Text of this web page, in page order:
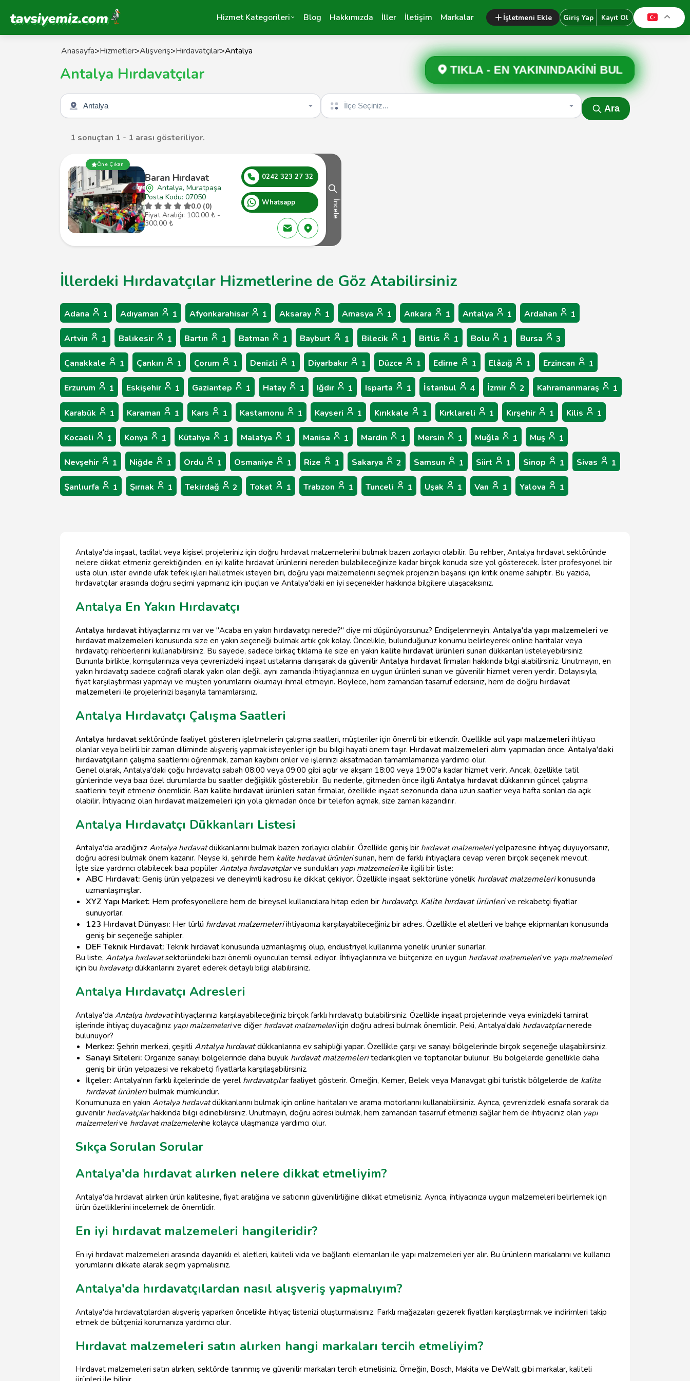
Tavsiyemiz Anasayfa Hizmet Kategorileri Blog Hakkımızda İller İletişim Markalar İşletmeni Ekle Giriş Yap Kayıt Ol
Anasayfa>Hizmetler>Alışveriş>Hırdavatçılar>Antalya
Antalya Hırdavatçılar TIKLA -EN YAKININDAKİNİ BUL
Şehir seçin İlçe seçin
Ara
1 sonuçtan 1 - 1 arası gösteriliyor.
Öne Çıkan
Baran Hırdavat
Antalya, Muratpaşa
Posta Kodu: 07050
0.0 (0)
Fiyat Aralığı: 100,00 ₺ -
300,00 ₺
0242 323 27 32
Whatsapp İncele
İllerdeki Hırdavatçılar Hizmetlerine de Göz Atabilirsiniz
Adana 1 Adıyaman 1 Afyonkarahisar 1 Aksaray 1 Amasya 1 Ankara 1 Antalya 1 Ardahan 1
Artvin 1 Balıkesir 1 Bartın 1 Batman 1 Bayburt 1 Bilecik 1 Bitlis 1 Bolu 1 Bursa 3
Çanakkale 1 Çankırı 1 Çorum 1 Denizli 1 Diyarbakır 1 Düzce 1 Edirne 1 Elâzığ 1 Erzincan 1
Erzurum 1 Eskişehir 1 Gaziantep 1 Hatay 1 Iğdır 1 Isparta 1 İstanbul 4 İzmir 2 Kahramanmaraş 1
Karabük 1 Karaman 1 Kars 1 Kastamonu 1 Kayseri 1 Kırıkkale 1 Kırklareli 1 Kırşehir 1 Kilis 1
Kocaeli 1 Konya 1 Kütahya 1 Malatya 1 Manisa 1 Mardin 1 Mersin 1 Muğla 1 Muş 1
Nevşehir 1 Niğde 1 Ordu 1 Osmaniye 1 Rize 1 Sakarya 2 Samsun 1 Siirt 1 Sinop 1 Sivas 1
Şanlıurfa 1 Şırnak 1 Tekirdağ 2 Tokat 1 Trabzon 1 Tunceli 1 Uşak 1 Van 1 Yalova 1
Antalya'da inşaat, tadilat veya kişisel projeleriniz için doğru hırdavat malzemelerini bulmak bazen zorlayıcı olabilir. Bu rehber, Antalya hırdavat sektöründe
nelere dikkat etmeniz gerektiğinden, en iyi kalite hırdavat ürünlerini nereden bulabileceğinize kadar birçok konuda size yol gösterecek. İster profesyonel bir
usta olun, ister evinde ufak tefek işleri halletmek isteyen biri, doğru yapı malzemelerini seçmek projenizin başarısı için kritik öneme sahiptir. Bu yazıda,
hırdavatçılar arasında doğru seçimi yapmanız için ipuçları ve Antalya'daki en iyi seçenekler hakkında bilgilere ulaşacaksınız.
Antalya En Yakın Hırdavatçı
Antalya hırdavat ihtiyaçlarınız mı var ve "Acaba en yakın hırdavatçı nerede?" diye mi düşünüyorsunuz? Endişelenmeyin, Antalya'da yapı malzemeleri ve
hırdavat malzemeleri konusunda size en yakın seçeneği bulmak artık çok kolay. Öncelikle, bulunduğunuz konumu belirleyerek online haritalar veya
hırdavatçı rehberlerini kullanabilirsiniz. Bu sayede, sadece birkaç tıklama ile size en yakın kalite hırdavat ürünleri sunan dükkanları listeleyebilirsiniz.
Bununla birlikte, komşularınıza veya çevrenizdeki inşaat ustalarına danışarak da güvenilir Antalya hırdavat firmaları hakkında bilgi alabilirsiniz. Unutmayın, en
yakın hırdavatçı sadece coğrafi olarak yakın olan değil, aynı zamanda ihtiyaçlarınıza en uygun ürünleri sunan ve güvenilir hizmet veren yerdir. Dolayısıyla,
fiyat karşılaştırması yapmayı ve müşteri yorumlarını okumayı ihmal etmeyin. Böylece, hem zamandan tasarruf edersiniz, hem de doğru hırdavat
malzemeleri ile projelerinizi başarıyla tamamlarsınız.
Antalya Hırdavatçı Çalışma Saatleri
Antalya hırdavat sektöründe faaliyet gösteren işletmelerin çalışma saatleri, müşteriler için önemli bir etkendir. Özellikle acil yapı malzemeleri ihtiyacı
olanlar veya belirli bir zaman diliminde alışveriş yapmak isteyenler için bu bilgi hayati önem taşır. Hırdavat malzemeleri alımı yapmadan önce, Antalya'daki
hırdavatçıların çalışma saatlerini öğrenmek, zaman kaybını önler ve işlerinizi aksatmadan tamamlamanıza yardımcı olur.
Genel olarak, Antalya'daki çoğu hırdavatçı sabah 08:00 veya 09:00 gibi açılır ve akşam 18:00 veya 19:00'a kadar hizmet verir. Ancak, özellikle tatil
günlerinde veya bazı özel durumlarda bu saatler değişiklik gösterebilir. Bu nedenle, gitmeden önce ilgili Antalya hırdavat dükkanının güncel çalışma
saatlerini teyit etmeniz önemlidir. Bazı kalite hırdavat ürünleri satan firmalar, özellikle inşaat sezonunda daha uzun saatler veya hafta sonları da açık
olabilir. İhtiyacınız olan hırdavat malzemeleri için yola çıkmadan önce bir telefon açmak, size zaman kazandırır.
Antalya Hırdavatçı Dükkanları Listesi
Antalya'da aradığınız Antalya hırdavatdükkanlarını bulmak bazen zorlayıcı olabilir. Özellikle geniş bir hırdavat malzemeleriyelpazesine ihtiyaç duyuyorsanız,
doğru adresi bulmak önem kazanır. Neyse ki, şehirde hem kalite hırdavat ürünlerisunan, hem de farklı ihtiyaçlara cevap veren birçok seçenek mevcut.
İşte size yardımcı olabilecek bazı popüler Antalya hırdavatçılarve sundukları yapı malzemeleriile ilgili bir liste:
ABC Hırdavat: Geniş ürün yelpazesi ve deneyimli kadrosu ile dikkat çekiyor. Özellikle inşaat sektörüne yönelik hırdavat malzemelerikonusunda
uzmanlaşmışlar.
XYZ Yapı Market: Hem profesyonellere hem de bireysel kullanıcılara hitap eden bir hırdavatçı. Kalite hırdavat ürünlerive rekabetçi fiyatlar
sunuyorlar.
123 Hırdavat Dünyası: Her türlü hırdavat malzemeleriihtiyacınızı karşılayabileceğiniz bir adres. Özellikle el aletleri ve bahçe ekipmanları konusunda
geniş bir seçeneğe sahipler.
DEF Teknik Hırdavat:Teknik hırdavat konusunda uzmanlaşmış olup, endüstriyel kullanıma yönelik ürünler sunarlar.
Bu liste, Antalya hırdavatsektöründeki bazı önemli oyuncuları temsil ediyor. İhtiyaçlarınıza ve bütçenize en uygun hırdavat malzemelerive yapı malzemeleri
için bu hırdavatçıdükkanlarını ziyaret ederek detaylı bilgi alabilirsiniz.
Antalya Hırdavatçı Adresleri
Antalya'da Antalya hırdavatihtiyaçlarınızı karşılayabileceğiniz birçok farklı hırdavatçı bulabilirsiniz. Özellikle inşaat projelerinde veya evinizdeki tamirat
işlerinde ihtiyaç duyacağınız yapı malzemelerive diğer hırdavat malzemeleriiçin doğru adresi bulmak önemlidir. Peki, Antalya'daki hırdavatçılarnerede
bulunuyor?
Merkez: Şehrin merkezi, çeşitli Antalya hırdavatdükkanlarına ev sahipliği yapar. Özellikle çarşı ve sanayi bölgelerinde birçok seçeneğe ulaşabilirsiniz.
Sanayi Siteleri: Organize sanayi bölgelerinde daha büyük hırdavat malzemeleritedarikçileri ve toptancılar bulunur. Bu bölgelerde genellikle daha
geniş bir ürün yelpazesi ve rekabetçi fiyatlarla karşılaşabilirsiniz.
İlçeler: Antalya'nın farklı ilçelerinde de yerelhırdavatçılarfaaliyet gösterir. Örneğin, Kemer, Belek veya Manavgat gibi turistik bölgelerde de kalite
hırdavat ürünleribulmak mümkündür.
Konumunuza en yakın Antalya hırdavatdükkanlarını bulmak için online haritaları ve arama motorlarını kullanabilirsiniz. Ayrıca, çevrenizdeki esnafa sorarak da
güvenilir hırdavatçılarhakkında bilgi edinebilirsiniz. Unutmayın, doğru adresi bulmak, hem zamandan tasarruf etmenizi sağlar hem de ihtiyacınız olan yapı
malzemelerive hırdavat malzemelerine kolayca ulaşmanıza yardımcı olur.
Sıkça Sorulan Sorular
Antalya'da hırdavat alırken nelere dikkat etmeliyim?
Antalya'da hırdavat alırken ürün kalitesine, fiyat aralığına ve satıcının güvenilirliğine dikkat etmelisiniz. Ayrıca, ihtiyacınıza uygun malzemeleri belirlemek için
ürün özelliklerini incelemek de önemlidir.
En iyi hırdavat malzemeleri hangileridir?
En iyi hırdavat malzemeleri arasında dayanıklı el aletleri, kaliteli vida ve bağlantı elemanları ile yapı malzemeleri yer alır. Bu ürünlerin markalarını ve kullanıcı
yorumlarını dikkate alarak seçim yapmalısınız.
Antalya'da hırdavatçılardan nasıl alışveriş yapmalıyım?
Antalya'da hırdavatçılardan alışveriş yaparken öncelikle ihtiyaç listenizi oluşturmalısınız. Farklı mağazaları gezerek fiyatları karşılaştırmak ve indirimleri takip
etmek de bütçenizi korumanıza yardımcı olur.
Hırdavat malzemeleri satın alırken hangi markaları tercih etmeliyim?
Hırdavat malzemeleri satın alırken, sektörde tanınmış ve güvenilir markaları tercih etmelisiniz. Örneğin, Bosch, Makita ve DeWalt gibi markalar, kaliteli